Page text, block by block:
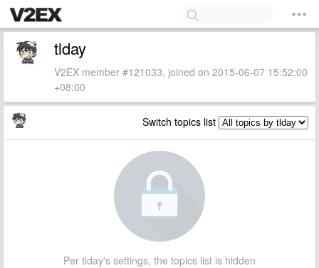
tlday
V2EX member #121033, joined on 2015-06-07 15:52:00
+08:00
Switch topics list
Per tlday's settings, the topics list is hidden